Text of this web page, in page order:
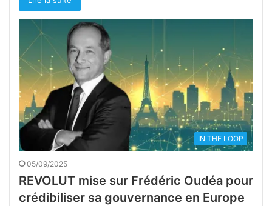
IN THE LOOP
05/09/2025
REVOLUT mise sur Frédéric Oudéa pour
crédibiliser sa gouvernance en Europe